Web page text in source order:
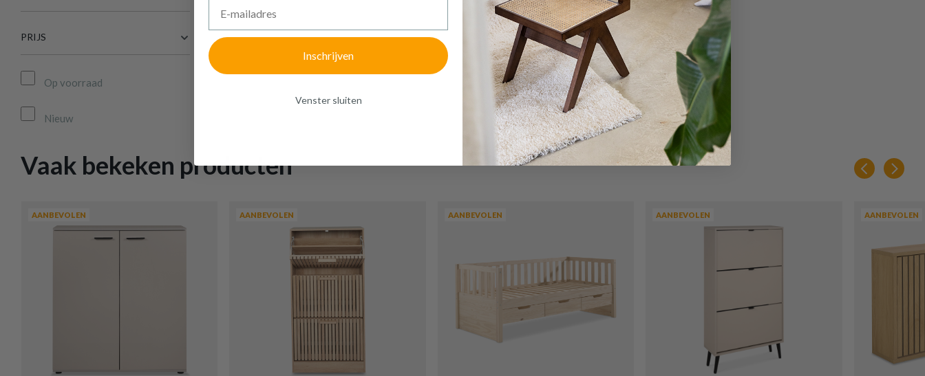
PRIJS
Op voorraad
Nieuw
Vaak bekeken producten
AANBEVOLEN AANBEVOLEN AANBEVOLEN AANBEVOLEN AANBEVOLEN
Inschrijven
Venster sluiten